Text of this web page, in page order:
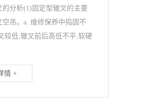
的分析(1)固定型辙叉的主要
吊。a. 维修保养中捣固不
较低,辙叉前后高低不平,软硬
情 +